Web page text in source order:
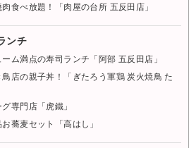
食べ放題！「肉屋の台所 五反田店」
ンチ
ム満点の寿司ランチ「阿部 五反田店」
店の親子丼！「ぎたろう軍鶏 炭火焼鳥 た
専門店「虎鐵」
蕎麦セット「高はし」